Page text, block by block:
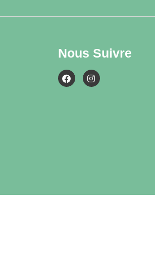
Nous Suivre